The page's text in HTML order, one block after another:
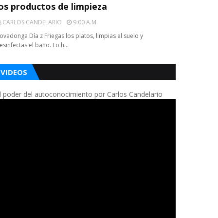
productos de limpieza
CARLOS CANDELARIO
9:00 A.m.
Día z Friegas los platos, limpias el suelo y
el baño. Lo h…
VIDEOS
poder del autoconocimiento por Carlos Candelario